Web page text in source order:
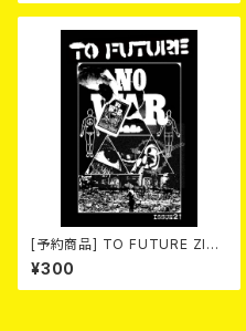
[予約商品] TO FUTURE ZINE
2026 issue 21 -NO WAR! N
O HATE!- (ZINE) 2026年8月
6日発売！
¥300